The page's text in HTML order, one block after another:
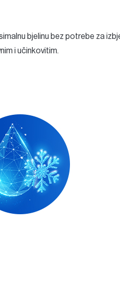
bjelinu bez potrebe za
i učinkovitim.